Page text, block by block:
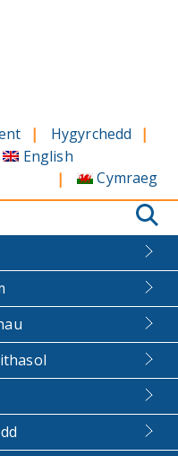
Hygyrchedd
English
Cymraeg